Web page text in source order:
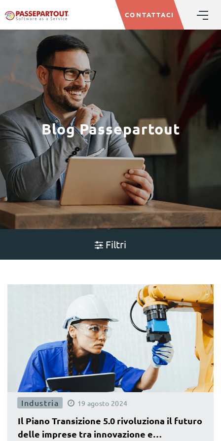
CONTATTACI
Blog Passepartout
Filtri
Industria 19 agosto 2024
Il Piano Transizione 5.0 rivoluziona il futuro
delle imprese tra innovazione e